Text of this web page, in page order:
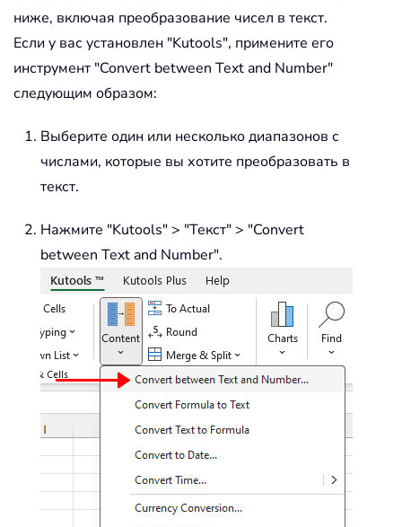
ниже, включая преобразование чисел в текст.
Если у вас установлен "Kutools", примените его
инструмент "Convert between Text and Number"
следующим образом:
Выберите один или несколько диапазонов с
числами, которые вы хотите преобразовать в
текст.
Нажмите "Kutools" > "Текст" > "Convert
between Text and Number".